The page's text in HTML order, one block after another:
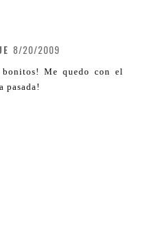
8/20/2009
bonitos! Me quedo con el
pasada!